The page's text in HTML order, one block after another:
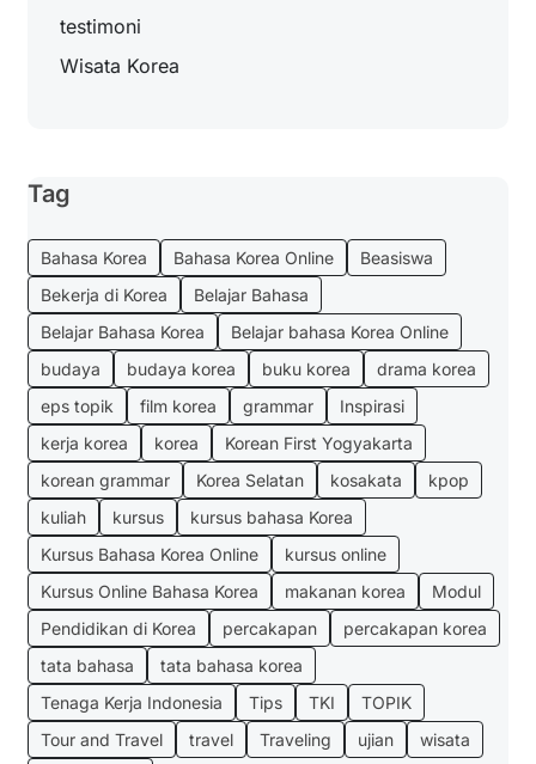
testimoni
Wisata Korea
Tag
Bahasa Korea Bahasa Korea Online
Beasiswa
Bekerja di Korea
Belajar Bahasa
Belajar Bahasa Korea
Belajar bahasa Korea Online
budaya
budaya korea buku korea
drama korea
eps topik
film korea grammar
Inspirasi
kerja korea
korea
Korean First Yogyakarta
korean grammar
Korea Selatan kosakata
kpop
kuliah
kursus
kursus bahasa Korea
Kursus Bahasa Korea Online
kursus online
Kursus Online Bahasa Korea
makanan korea
Modul
Pendidikan di Korea
percakapan
percakapan korea
tata bahasa
tata bahasa korea
Tenaga Kerja Indonesia
Tips TKI
TOPIK
Tour and Travel
travel Traveling ujian
wisata